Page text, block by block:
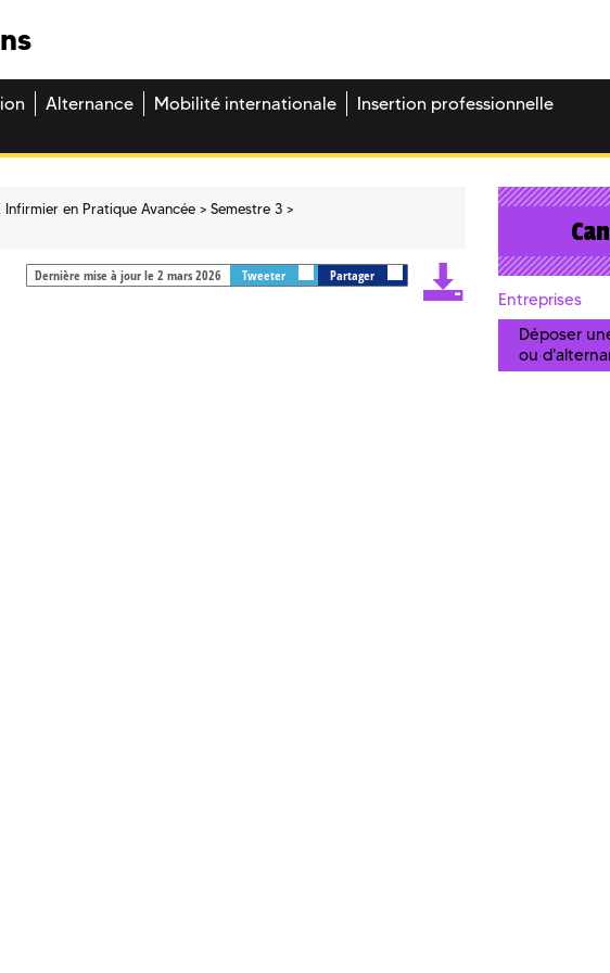
Alternance Mobilité internationale
Insertion professionnelle
Infirmier en Pratique Avancée
Semestre 3
Dernière mise à jour le 2 mars 2026 Tweeter Partager
Entreprises
Déposer
ou